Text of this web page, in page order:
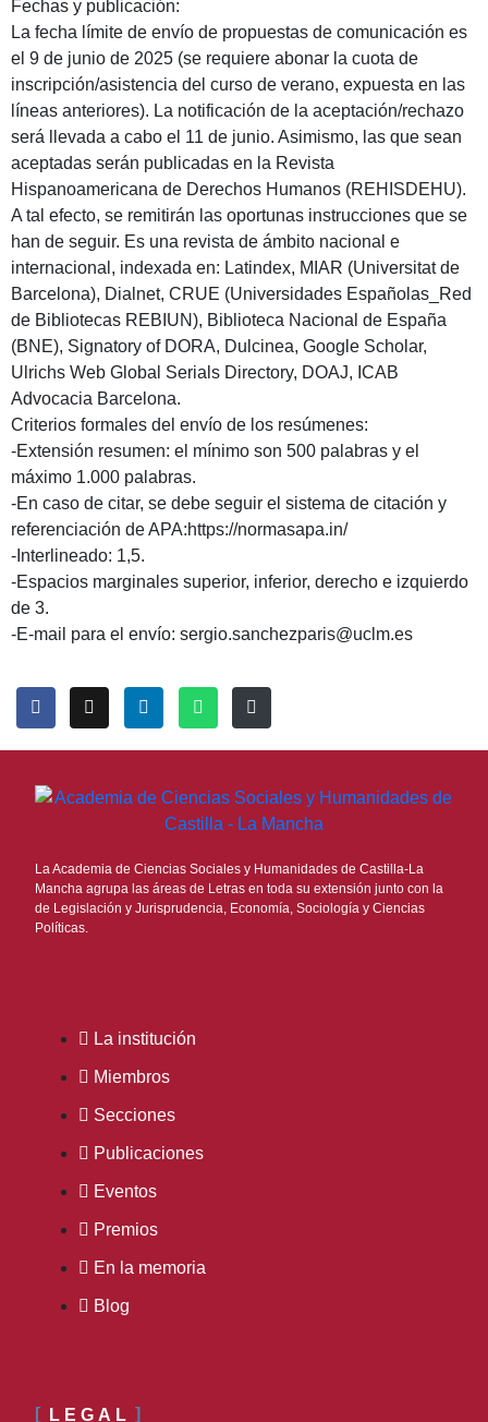
Fechas y publicación:
La fecha límite de envío de propuestas de comunicación es
el 9 de junio de 2025 (se requiere abonar la cuota de
inscripción/asistencia del curso de verano, expuesta en las
líneas anteriores). La notificación de la aceptación/rechazo
será llevada a cabo el 11 de junio. Asimismo, las que sean
aceptadas serán publicadas en la Revista
Hispanoamericana de Derechos Humanos (REHISDEHU).
A tal efecto, se remitirán las oportunas instrucciones que se
han de seguir. Es una revista de ámbito nacional e
internacional, indexada en: Latindex, MIAR (Universitat de
Barcelona), Dialnet, CRUE (Universidades Españolas_Red
de Bibliotecas REBIUN), Biblioteca Nacional de España
(BNE), Signatory of DORA, Dulcinea, Google Scholar,
Ulrichs Web Global Serials Directory, DOAJ, ICAB
Advocacia Barcelona.
Criterios formales del envío de los resúmenes:
-Extensión resumen: el mínimo son 500 palabras y el
máximo 1.000 palabras.
-En caso de citar, se debe seguir el sistema de citación y
referenciación de APA:https://normasapa.in/
-Interlineado: 1,5.
-Espacios marginales superior, inferior, derecho e izquierdo
de 3.
-E-mail para el envío: sergio.sanchezparis@uclm.es
La Academia de Ciencias Sociales y Humanidades de Castilla-La
Mancha agrupa las áreas de Letras en toda su extensión junto con la
de Legislación y Jurisprudencia, Economía, Sociología y Ciencias
Políticas.
La institución
Miembros
Secciones
Publicaciones
Eventos
Premios
En la memoria
Blog
LEGAL